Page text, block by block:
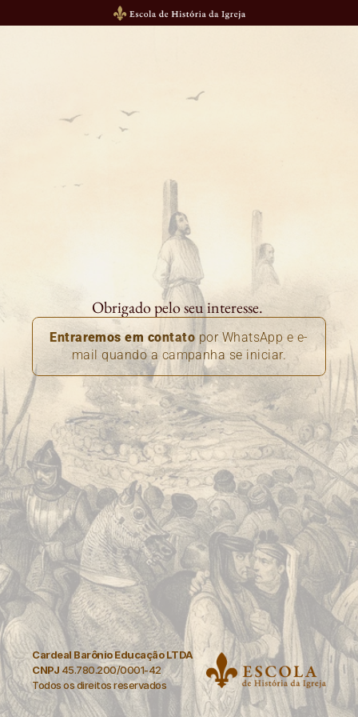
Obrigado pelo seu interesse.
Entraremos em contato por WhatsApp e e-
mail quando a campanha se iniciar.
Cardeal Barônio Educação LTDA
CNPJ 45.780.200/0001-42
Todos os direitos reservados